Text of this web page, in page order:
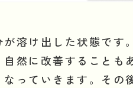
溶け出した状態です
然に改善することも
っていきます。その